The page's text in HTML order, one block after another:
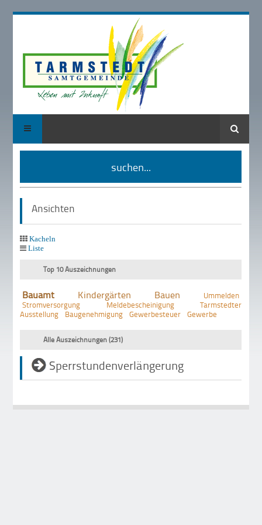
Suche
suchen...
Ansichten
Kacheln
Liste
Top 10 Auszeichnungen
Bauamt Kindergärten Bauen
Ummelden
Stromversorgung
Meldebescheinigung
Tarmstedter
Ausstellung
Baugenehmigung Gewerbesteuer Gewerbe
Alle Auszeichnungen (231)
Sperrstundenverlängerung